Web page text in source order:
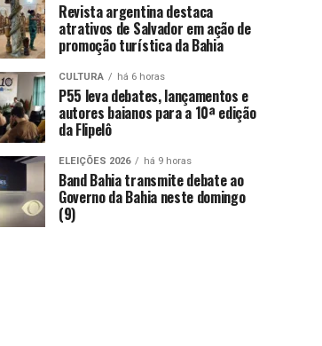
Revista argentina destaca
atrativos de Salvador em ação de
promoção turística da Bahia
CULTURA há 6 horas
P55 leva debates, lançamentos e
autores baianos para a 10ª edição
da Flipelô
ELEIÇÕES 2026 há 9 horas
Band Bahia transmite debate ao
Governo da Bahia neste domingo
(9)